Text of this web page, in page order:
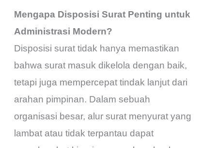
Mengapa Disposisi Surat Penting untuk
Administrasi Modern?
Disposisi surat tidak hanya memastikan
bahwa surat masuk dikelola dengan baik,
tetapi juga mempercepat tindak lanjut dari
arahan pimpinan. Dalam sebuah
organisasi besar, alur surat menyurat yang
lambat atau tidak terpantau dapat